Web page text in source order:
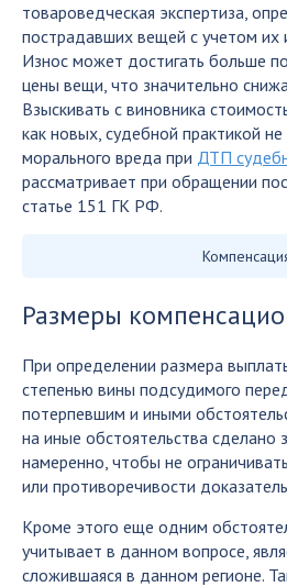
товароведческая экспертиза,
пострадавших вещей с учетом
Износ может достигать больше
цены вещи, что значительно
Взыскивать с виновника
как новых, судебной практикой
морального вреда при ДТП
рассматривает при обращении
статье 151 ГК РФ.
Размеры
При определении размера
степенью вины подсудимого
потерпевшим и иными
на иные обстоятельства сделано
намеренно, чтобы не
или противоречивости
Кроме этого еще одним
учитывает в данном вопросе,
сложившаяся в данном регионе.